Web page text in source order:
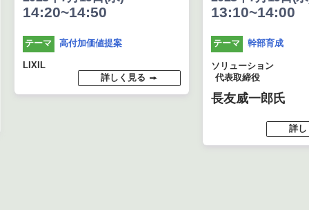
14:20~14:50
テーマ 高付加価値提案
LIXIL
詳しく見る
13:10~14:00
テーマ 幹部育成
ソリューション
代表取締役
長友威一郎氏
詳